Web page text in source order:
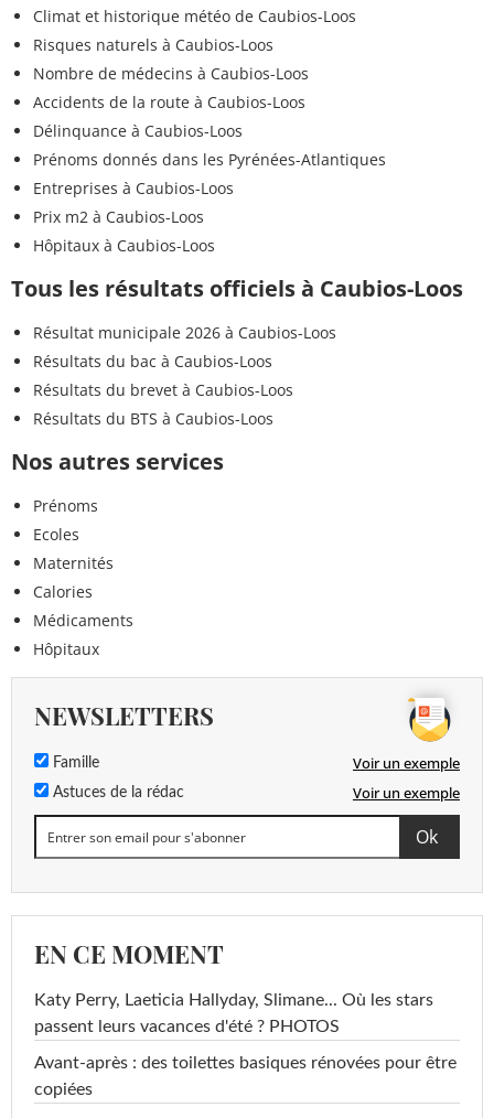
Climat et historique météo de Caubios-Loos
Risques naturels à Caubios-Loos
Nombre de médecins à Caubios-Loos
Accidents de la route à Caubios-Loos
Délinquance à Caubios-Loos
Prénoms donnés dans les Pyrénées-Atlantiques
Entreprises à Caubios-Loos
Prix m2 à Caubios-Loos
Hôpitaux à Caubios-Loos
Tous les résultats officiels à Caubios-Loos
Résultat municipale 2026 à Caubios-Loos
Résultats du bac à Caubios-Loos
Résultats du brevet à Caubios-Loos
Résultats du BTS à Caubios-Loos
Nos autres services
Prénoms
Ecoles
Maternités
Calories
Médicaments
Hôpitaux
NEWSLETTERS
Famille Voir un exemple
Astuces de la rédac Voir un exemple
EN CE MOMENT
Katy Perry, Laeticia Hallyday, Slimane... Où les stars
passent leurs vacances d'été ? PHOTOS
Avant-après : des toilettes basiques rénovées pour être
copiées